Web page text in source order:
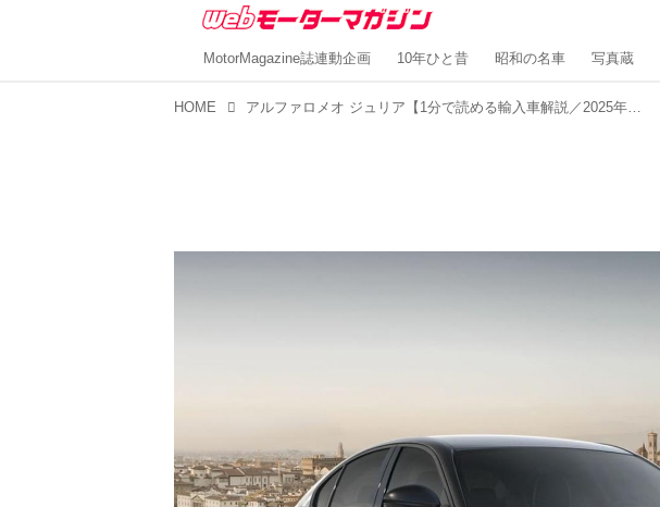
MotorMagazine誌連動企画 10年ひと昔 昭和の名車 写真蔵
HOME アルファロメオ ジュリア【1分で読める輸入車解説／2025年最新版】